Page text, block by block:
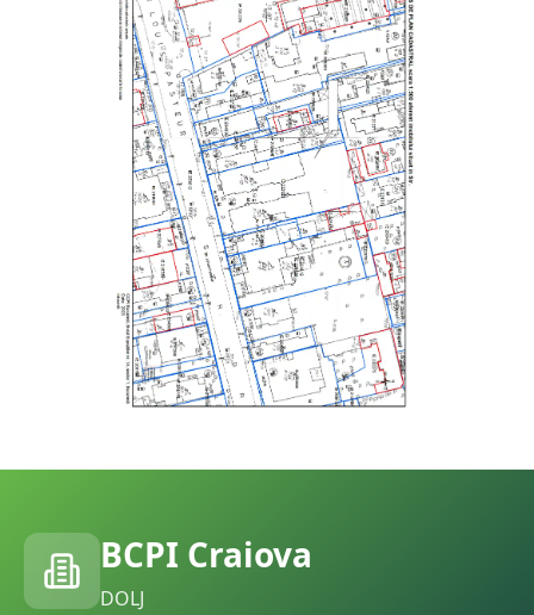
BCPI Craiova
DOLJ